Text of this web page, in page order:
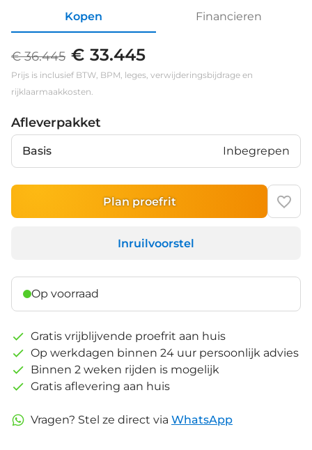
Kopen Financieren
€ 36.445 € 33.445
Prijs is inclusief BTW, BPM, leges, verwijderingsbijdrage en
rijklaarmaakkosten.
Afleverpakket
Basis Inbegrepen
Plan proefrit
Inruilvoorstel
Op voorraad
Gratis vrijblijvende proefrit aan huis
Op werkdagen binnen 24 uur persoonlijk advies
Binnen 2 weken rijden is mogelijk
Gratis aflevering aan huis
Vragen? Stel ze direct via WhatsApp